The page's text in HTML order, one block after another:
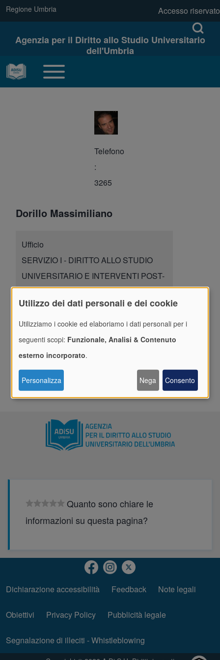
Skip to main navigation
link regione
Regione Umbria
(opens in new tab) Menu profilo
Accesso riservato
Open
Cerca
Open Search
Agenzia per il Diritto allo Studio Universitario
dell'Umbria
Navigazione principale
Toggle main menu
Telefono
3265
Dorillo Massimiliano
Ufficio
SERVIZIO I - DIRITTO ALLO STUDIO
UNIVERSITARIO E INTERVENTI POST-
UNIVERSITARI
Assegnazione Borse di Studio e altri
benefici a concorso
Dipendente
FAQer
Quanto sono chiare le
informazioni su questa pagina?
Piè di pagina
Dichiarazione accessibilità
(opens in new tab) Feedback Note legali
Obiettivi
(opens in new tab)Privacy Policy Pubblicità legale
(opens in new tab)
Segnalazione di illeciti - Whistleblowing
(opens in new tab)
Utilizzo dei dati personali e dei cookie
Utilizziamo i cookie ed elaboriamo i dati personali per i
seguenti scopi: Funzionale, Analisi & Contenuto
esterno incorporato.
Personalizza Nega Consento